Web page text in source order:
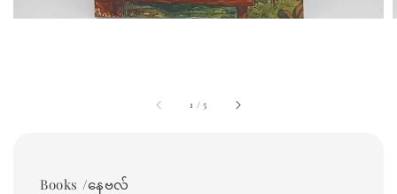
1 /5
Books /နေဗလ်